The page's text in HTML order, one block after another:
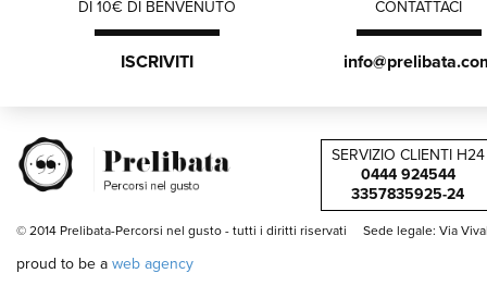
DI 10€ DI BENVENUTO
ISCRIVITI
CONTATTACI
SERVIZIO CLIENTI H24
0444 924544
3357835925-24
© 2014 Prelibata-Percorsi nel gusto - tutti i diritti riservati Sede legale: Via
proud to be a web agency